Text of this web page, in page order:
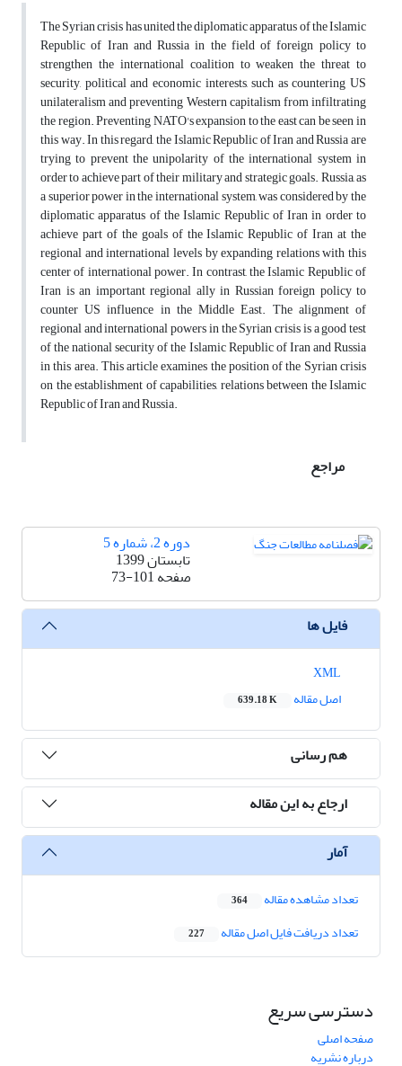
The Syrian crisis has united the diplomatic apparatus of the Islamic
Republic of Iran and Russia in the field of foreign policy to
strengthen the international coalition to weaken the threat to
security, political and economic interests, such as countering US
unilateralism and preventing Western capitalism from infiltrating
the region. Preventing NATO's expansion to the east can be seen in
this way. In this regard, the Islamic Republic of Iran and Russia are
trying to prevent the unipolarity of the international system in
order to achieve part of their military and strategic goals. Russia, as
a superior power in the international system, was considered by the
diplomatic apparatus of the Islamic Republic of Iran in order to
achieve part of the goals of the Islamic Republic of Iran at the
regional and international levels by expanding relations with this
center of international power. In contrast, the Islamic Republic of
Iran is an important regional ally in Russian foreign policy to
counter US influence in the Middle East. The alignment of
regional and international powers in the Syrian crisis is a good test
of the national security of the Islamic Republic of Iran and Russia
in this area. This article examines the position of the Syrian crisis
on the establishment of capabilities, relations between the Islamic
Republic of Iran and Russia.
مراجع
دوره 2، شماره 5
تابستان 1399
صفحه73-101
فایل ها
اصل مقاله
639.18 K
هم رسانی
ارجاع به این مقاله
آمار
تعداد مشاهده مقاله 364
تعداد دریافت فایل اصل مقاله 227
دسترسی سریع
صفحه اصلی
درباره نشریه